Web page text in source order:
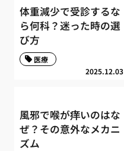
体重減少で受診するな
ら何科？迷った時の選
び方
2025.12.03
医療
風邪で喉が痒いのはな
ぜ？その意外なメカニ
ズム